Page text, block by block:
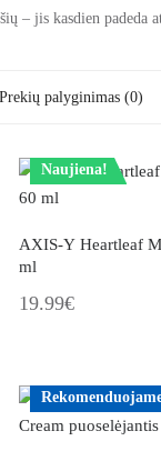
– jis kasdien
Prekių palyginimas (0)
Naujiena!
AXIS-Y Heartleaf
ml
19.99€